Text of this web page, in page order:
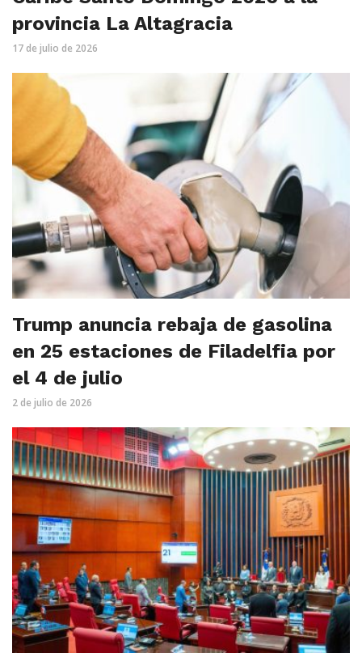
provincia La Altagracia
17 de julio de 2026
Trump anuncia rebaja de gasolina
en 25 estaciones de Filadelfia por
el 4 de julio
2 de julio de 2026